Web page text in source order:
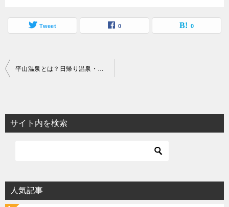
Tweet 0 0
投
ビ
ゲ
ョ
ン
平山温泉とは？日帰り温泉・泉質・料金・時間・お得な湯めぐり方法まとめ
サイト内を検索
人気記事